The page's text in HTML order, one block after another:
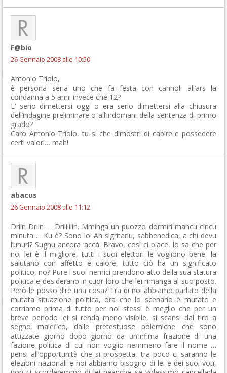
F@bio
26 Gennaio 2008 alle 10:50
Antonio Triolo,
è persona seria uno che fa festa con cannoli all’ars la
condanna a 5 anni invece che 12?
E’ serio dimettersi oggi o era serio dimettersi alla chiusura
dell’indagine preliminare o all’indomani della sentenza di primo
grado?
Caro Antonio Triolo, tu si che dimostri di capire e possedere
certi valori… mah!
abacus
26 Gennaio 2008 alle 11:12
Driin Driin … Driiiiiiin. Mminga un puozzo dormiri mancu cincu
minuta … Ku è? Sono io! Ah sigritariu, sabbenedica, a chi devu
l’unuri? Sugnu ancora ‘accà. Bravo, così ci piace, lo sa che per
noi lei è il migliore, tutti i suoi elettori le vogliono bene, la
salutano con affetto e calore, tutto ciò ha un significato
politico, no? Pure i suoi nemici prendono atto della sua statura
politica e desiderano in cuor loro che lei rimanga al suo posto.
Però le posso dire una cosa? Tra di noi abbiamo parlato della
mutata situazione politica, ora che lo scenario è mutato e
corriamo prima di tutto per noi stessi è meglio che per un
breve periodo lei si renda meno visibile, si scansi dal tiro a
segno malefico, dalle pretestuose polemiche che sono
attizzate giorno dopo giorno da un’infima frazione di una
fazione politica di cui non voglio nemmeno fare il nome …
pensi all’opportunità che si prospetta, tra poco ci saranno le
elezioni nazionali e noi abbiamo bisogno di lei e dei suoi voti,